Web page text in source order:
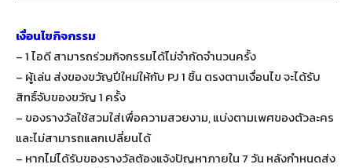
เงื่อนไขกิจกรรม
– 1 ไอดี สามารถร่วมกิจกรรมได้ไม่จำกัดจำนวนครั้ง
– ผู้เล่น ส่งของขวัญปีใหม่ให้กับ PJ 1 ชิ้น ตรงตามเงื่อนไข จะได้รับ
สิทธิ์จับของขวัญ 1 ครั้ง
– ของรางวัลใช้สวมใส่เพื่อความสวยงาม, แบ่งตามเพศของตัวละคร
และไม่สามารถแลกเปลี่ยนได้
– หากไม่ได้รับของรางวัลต้องแจ้งปัญหาภายใน 7 วัน หลังกำหนดส่ง